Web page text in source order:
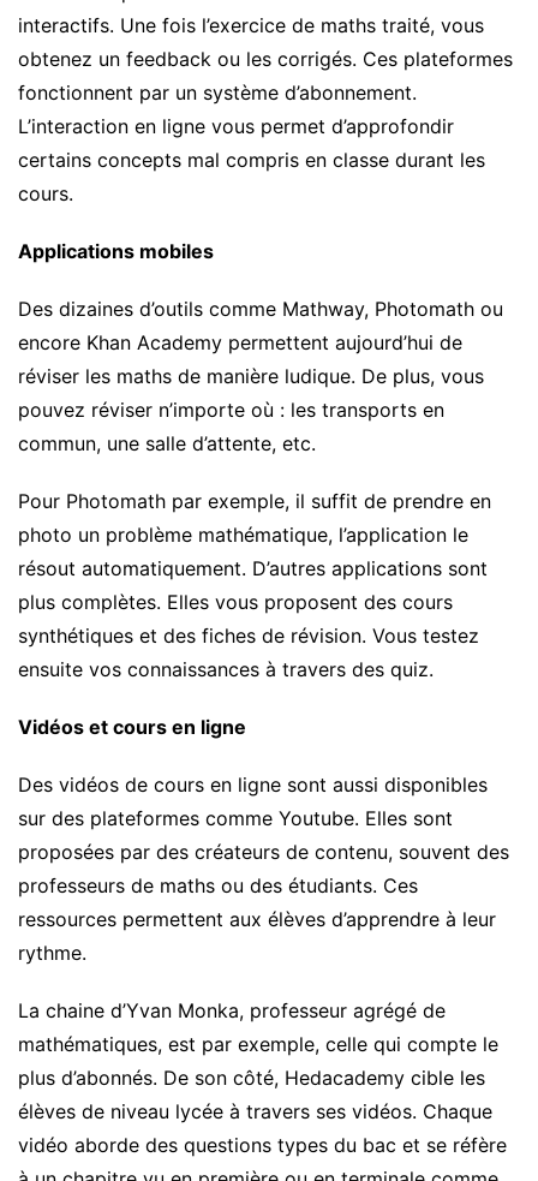
interactifs. Une fois l’exercice de maths traité, vous
obtenez un feedback ou les corrigés. Ces plateformes
fonctionnent par un système d’abonnement.
L’interaction en ligne vous permet d’approfondir
certains concepts mal compris en classe durant les
cours.
Applications mobiles
Des dizaines d’outils comme Mathway, Photomath ou
encore Khan Academy permettent aujourd’hui de
réviser les maths de manière ludique. De plus, vous
pouvez réviser n’importe où : les transports en
commun, une salle d’attente, etc.
Pour Photomath par exemple, il suffit de prendre en
photo un problème mathématique, l’application le
résout automatiquement. D’autres applications sont
plus complètes. Elles vous proposent des cours
synthétiques et des fiches de révision. Vous testez
ensuite vos connaissances à travers des quiz.
Vidéos et cours en ligne
Des vidéos de cours en ligne sont aussi disponibles
sur des plateformes comme Youtube. Elles sont
proposées par des créateurs de contenu, souvent des
professeurs de maths ou des étudiants. Ces
ressources permettent aux élèves d’apprendre à leur
rythme.
La chaine d’Yvan Monka, professeur agrégé de
mathématiques, est par exemple, celle qui compte le
plus d’abonnés. De son côté, Hedacademy cible les
élèves de niveau lycée à travers ses vidéos. Chaque
vidéo aborde des questions types du bac et se réfère